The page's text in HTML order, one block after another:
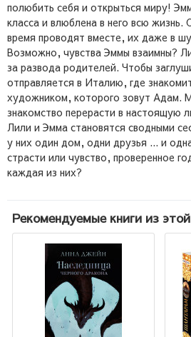
полюбить себя и открыться миру!
класса и влюблена в него всю жизнь.
время проводят вместе, их даже в
Возможно, чувства Эммы взаимны?
за развода родителей. Чтобы
отправляется в Италию, где
художником, которого зовут Адам.
знакомство перерасти в настоящую
Лили и Эмма становятся сводными
у них один дом, одни друзья ... и
страсти или чувство, проверенное
каждая из них?
Рекомендуемые книги из